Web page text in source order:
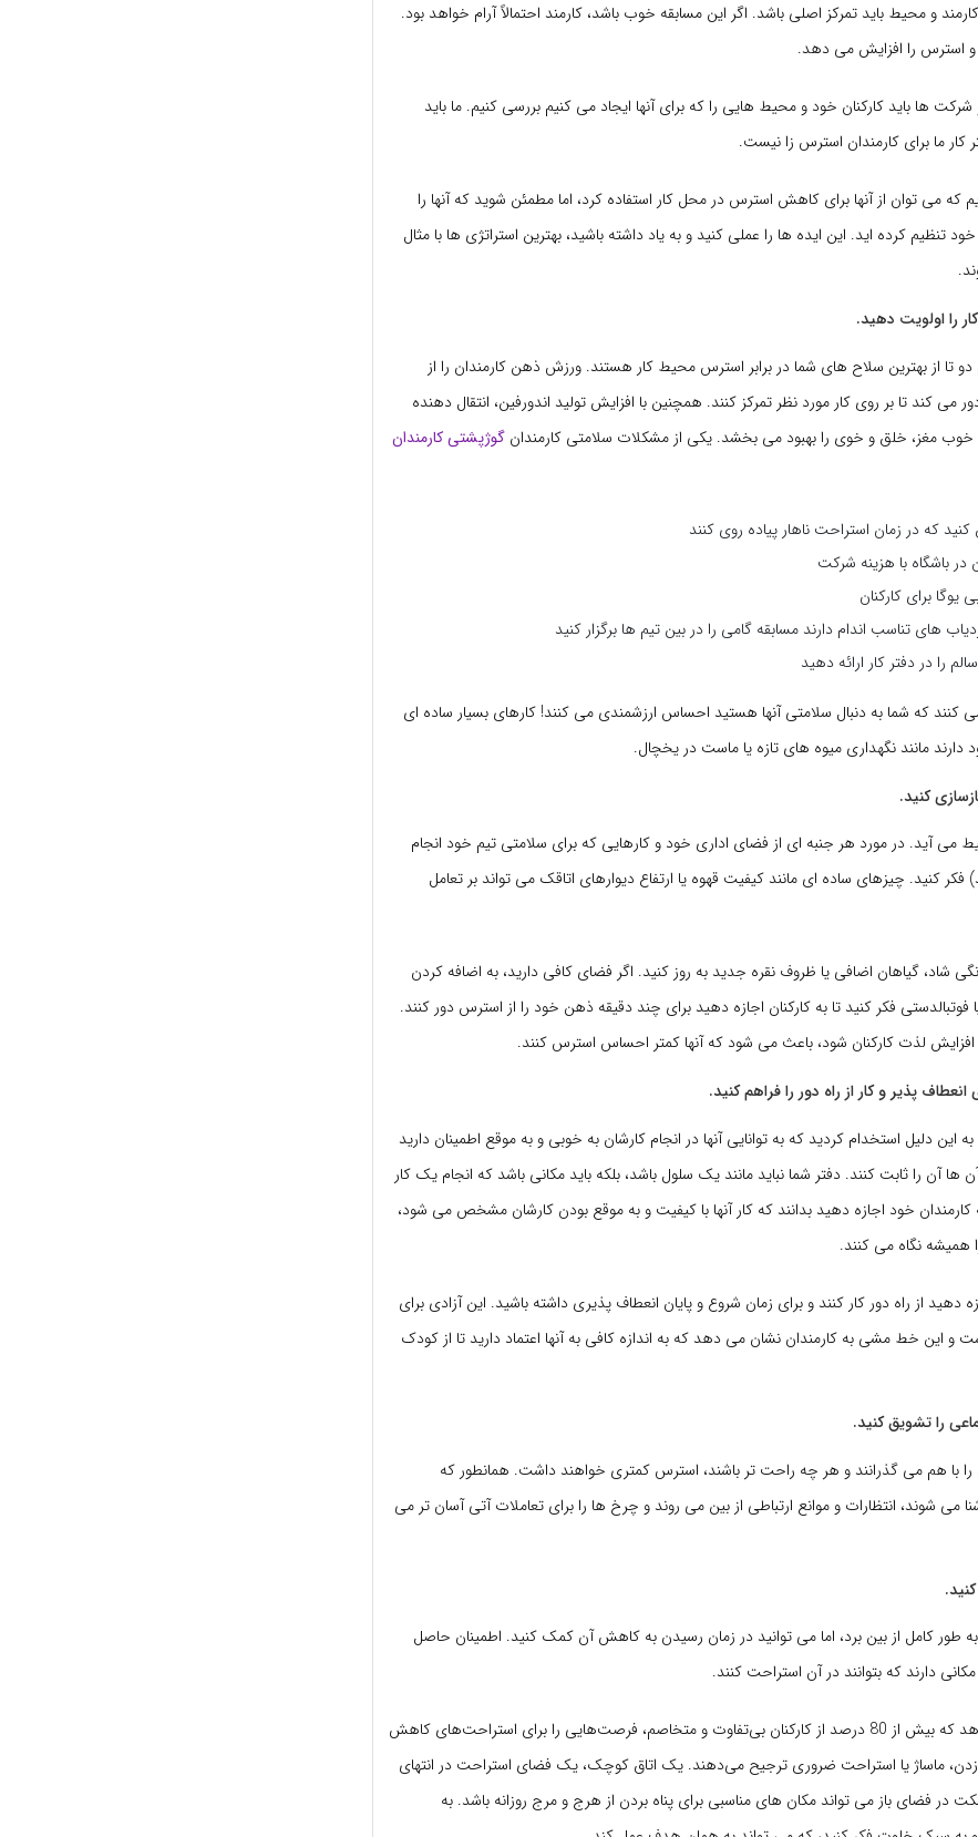
و محیط باید تمرکز اصلی باشد. اگر این مسابقه خوب باشد، کارمند احتمالاً آرام خواهد بود.
را افزایش می دهد.
شرکت ها باید کارکنان خود و محیط هایی را که برای آنها ایجاد می کنیم بررسی کنیم. ما باید
ما برای کارمندان استرس زا نیست.
که می توان از آنها برای کاهش استرس در محل کار استفاده کرد، اما مطمئن شوید که آنها را
تنظیم کرده اید. این ایده ها را عملی کنید و به یاد داشته باشید، بهترین استراتژی ها با مثال
تا از بهترین سلاح های شما در برابر استرس محیط کار هستند. ورزش ذهن کارمندان را از
کند تا بر روی کار مورد نظر تمرکز کنند. همچنین با افزایش تولید اندورفین، انتقال دهنده
مغز، خلق و خوی را بهبود می بخشد. یکی از مشکلات سلامتی کارمندان گوژپشتی کارمندان
کنید که در زمان استراحت ناهار پیاده روی کنند
باشگاه با هزینه شرکت
برای کارکنان
های تناسب اندام دارند مسابقه گامی را در بین تیم ها برگزار کنید
را در دفتر کار ارائه دهید
کنند که شما به دنبال سلامتی آنها هستید احساس ارزشمندی می کنند! کارهای بسیار ساده ای
دارند مانند نگهداری میوه های تازه یا ماست در یخچال.
می آید. در مورد هر جنبه ای از فضای اداری خود و کارهایی که برای سلامتی تیم خود انجام
کنید. چیزهای ساده ای مانند کیفیت قهوه یا ارتفاع دیوارهای اتاقک می تواند بر تعامل
شاد، گیاهان اضافی یا ظروف نقره جدید به روز کنید. اگر فضای کافی دارید، به اضافه کردن
فکر کنید تا به کارکنان اجازه دهید برای چند دقیقه ذهن خود را از استرس دور کنند.
لذت کارکنان شود، باعث می شود که آنها کمتر احساس استرس کنند.
این دلیل استخدام کردید که به توانایی آنها در انجام کارشان به خوبی و به موقع اطمینان دارید
ها آن را ثابت کنند. دفتر شما نباید مانند یک سلول باشد، بلکه باید مکانی باشد که انجام یک کار
خود اجازه دهید بدانند که کار آنها با کیفیت و به موقع بودن کارشان مشخص می شود،
همیشه نگاه می کنند.
دهید از راه دور کار کنند و برای زمان شروع و پایان انعطاف پذیری داشته باشید. این آزادی برای
و این خط مشی به کارمندان نشان می دهد که به اندازه کافی به آنها اعتماد دارید تا از کودک
را با هم می گذرانند و هر چه راحت تر باشند، استرس کمتری خواهند داشت. همانطور که
می شوند، انتظارات و موانع ارتباطی از بین می روند و چرخ ها را برای تعاملات آتی آسان تر می
طور کامل از بین برد، اما می توانید در زمان رسیدن به کاهش آن کمک کنید. اطمینان حاصل
دارند که بتوانند در آن استراحت کنند.
تحقیقات نشان می‌دهد که بیش از 80 درصد از کارکنان بی‌تفاوت و متخاصم، فرصت‌هایی را برای استراحت‌های کاهش
ماساژ یا استراحت ضروری ترجیح می‌دهند. یک اتاق کوچک، یک فضای استراحت در انتهای
در فضای باز می تواند مکان های مناسبی برای پناه بردن از هرج و مرج روزانه باشد. به